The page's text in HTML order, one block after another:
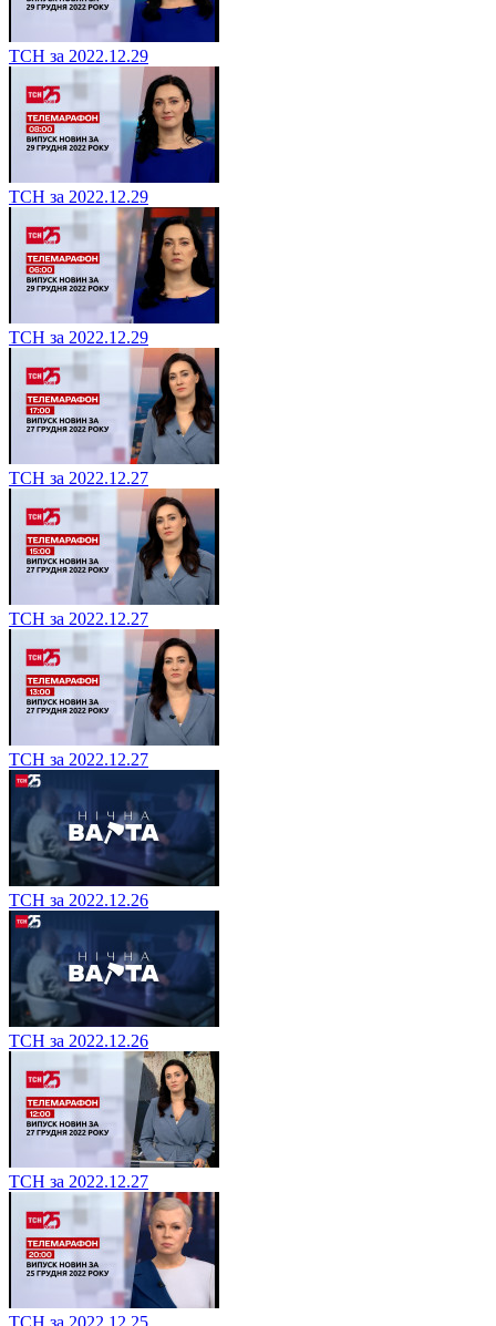
ТСН за 2022.12.29
ТСН за 2022.12.29
ТСН за 2022.12.29
ТСН за 2022.12.27
ТСН за 2022.12.27
ТСН за 2022.12.27
ТСН за 2022.12.26
ТСН за 2022.12.26
ТСН за 2022.12.27
ТСН за 2022.12.25